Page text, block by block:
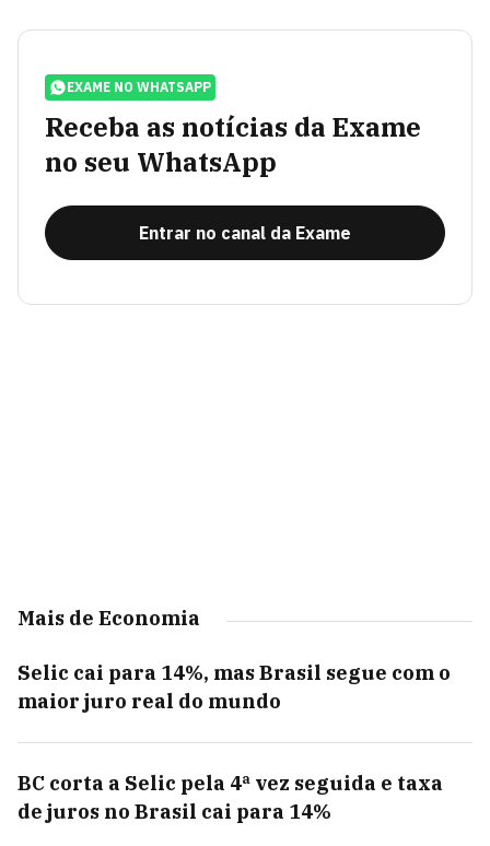
EXAME NO WHATSAPP
Receba as notícias da Exame
no seu WhatsApp
Entrar no canal da Exame
Mais de Economia
Selic cai para 14%, mas Brasil segue com o
maior juro real do mundo
BC corta a Selic pela 4ª vez seguida e taxa
de juros no Brasil cai para 14%